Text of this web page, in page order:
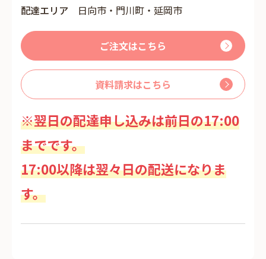
配達エリア
日向市・門川町・延岡市
ご注文はこちら
資料請求はこちら
※翌日の配達申し込みは前日の17:00
までです。
17:00以降は翌々日の配送になりま
す。